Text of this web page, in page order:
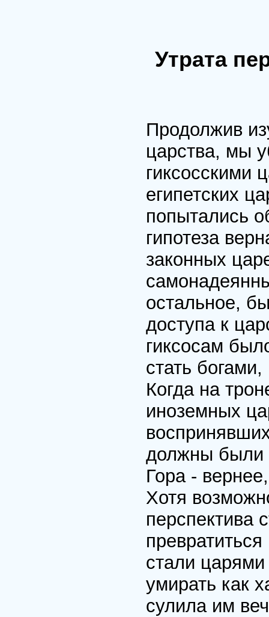
Утрата
Продолжив
царства, мы
гиксосскими
египетских
попытались
гипотеза
законных
остальное,
доступа к
гиксосам
стать
Когда на
иноземных
должны были
Гора -
Хотя
перспектива
стали
умирать как
сулила им